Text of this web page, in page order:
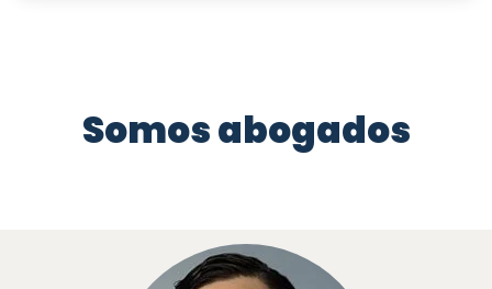
Somos abogados